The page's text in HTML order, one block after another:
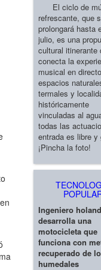
El ciclo de
refrescante, que
prolongará hasta
julio, es una
cultural itinerante
conecta la
musical en
espacios
termales y
históricamente
vinculadas al
todas las
entrada es libre y
¡Pincha la foto!
Ingeniero
desarrolla una
motocicleta que
funciona con
recuperado de
humedales